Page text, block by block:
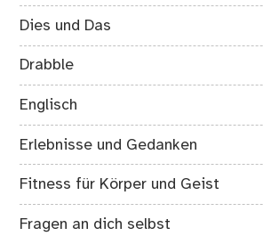
Dies und Das
Drabble
Englisch
Erlebnisse und Gedanken
Fitness für Körper und Geist
Fragen an dich selbst